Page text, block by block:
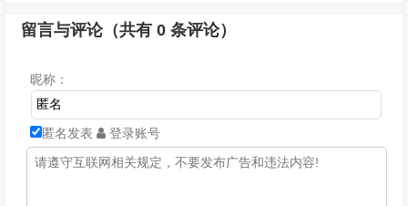
留言与评论（共有0 条评论）
昵称：
匿名发表 登录账号